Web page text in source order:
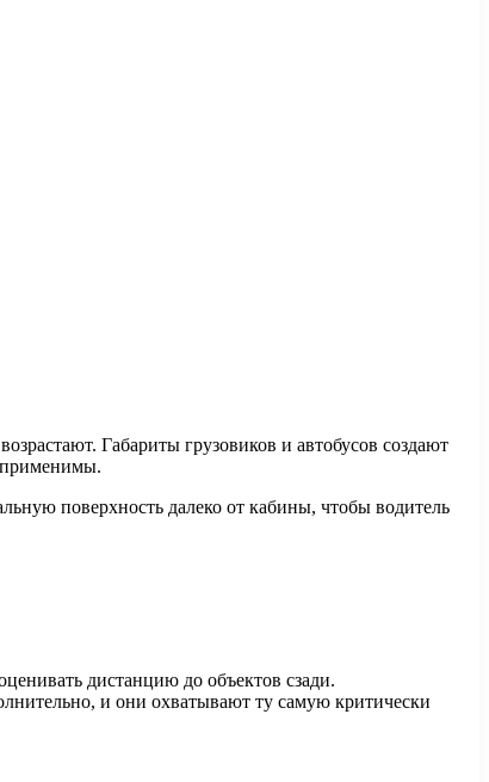
Габариты грузовиков и автобусов создают
поверхность далеко от кабины, чтобы водитель
дистанцию до объектов сзади.
и они охватывают ту самую критически